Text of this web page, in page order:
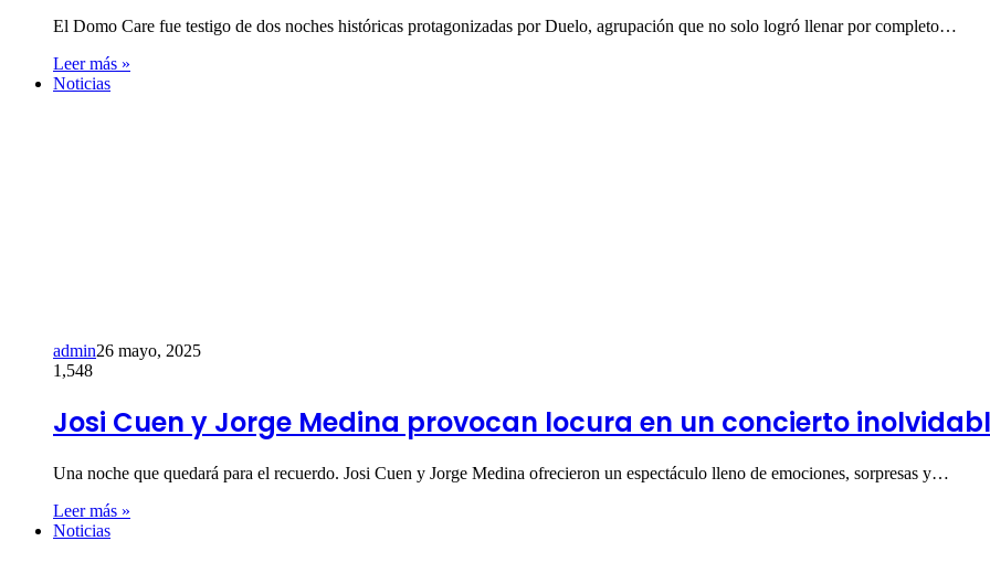
El Domo Care fue testigo de dos noches históricas protagonizadas por Duelo, agrupación que no solo logró llenar por completo…
Leer más »
Noticias
admin26 mayo, 2025
1,548
Josi Cuen y Jorge Medina provocan locura en un concierto
Una noche que quedará para el recuerdo. Josi Cuen y Jorge Medina ofrecieron un espectáculo lleno de emociones, sorpresas y…
Leer más »
Noticias